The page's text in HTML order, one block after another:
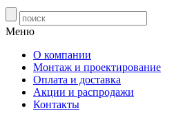
Меню
О компании
Монтаж и проектирование
Оплата и доставка
Акции и распродажи
Контакты